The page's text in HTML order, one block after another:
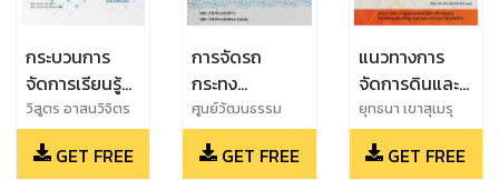
กระบวนการ
จัดการเรียนรู้
STEM
Education ใน
ศตวรรษที่ 21
วิสูตร อาสนวิจิตร
และ ธีระศักดิ์ อุรัจนา
นนท์ และ จัตตุฤทธิ์
ทองปรอน และ ฉัตร
GET FREE
การจัดรถ
กระทง
มหาวิทยาลัย
เทคโนโลยีราช
มงคลล้านนา
ศูนย์วัฒนธรรม
ศึกษา และ สถาบัน
ถ่ายทอดเทคโนโลยี
สู่ชุมชน
GET FREE
แนวทางการ
จัดการดินและ
ธาตุอาหาร พืช
ตระกูลส้มบน
พื้นที่สูง
ยุทธนา เขาสุเมรุ
และ ชิติ ศรีตนทิพย์
และ สันติ ช่างเจรจา
และ รัชต์พงษ์ หอ
GET FREE